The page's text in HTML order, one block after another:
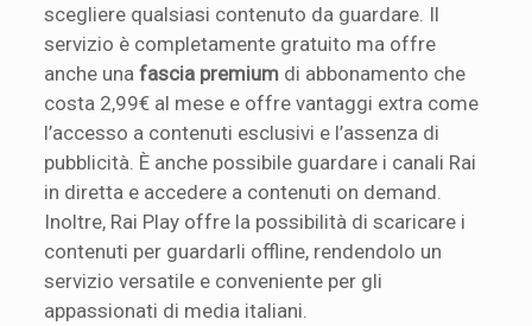
scegliere qualsiasi contenuto da guardare. Il
servizio è completamente gratuito ma offre
anche unafascia premium di abbonamento che
costa 2,99€ al mese e offre vantaggi extra come
l’accesso a contenuti esclusivi e l’assenza di
pubblicità. È anche possibile guardare i canali Rai
in diretta e accedere a contenuti on demand.
Inoltre, Rai Play offre la possibilità di scaricare i
contenuti per guardarli offline, rendendolo un
servizio versatile e conveniente per gli
appassionati di media italiani.